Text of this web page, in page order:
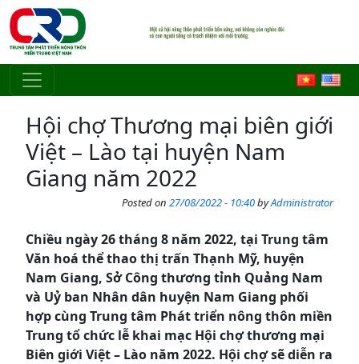
Skip to main content
Hội chợ Thương mại biên giới
Việt – Lào tại huyện Nam
Giang năm 2022
Posted on 27/08/2022 - 10:40byAdministrator
Chiều ngày 26 tháng 8 năm 2022, tại Trung tâm
Văn hoá thể thao thị trấn Thạnh Mỹ, huyện
Nam Giang, Sở Công thương tỉnh Quảng Nam
và Uỷ ban Nhân dân huyện Nam Giang phối
hợp cùng Trung tâm Phát triển nông thôn miền
Trung tổ chức lễ khai mạc Hội chợ thương mại
Biên giới Việt – Lào năm 2022. Hội chợ sẽ diễn ra